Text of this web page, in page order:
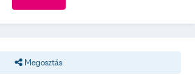
Megosztás